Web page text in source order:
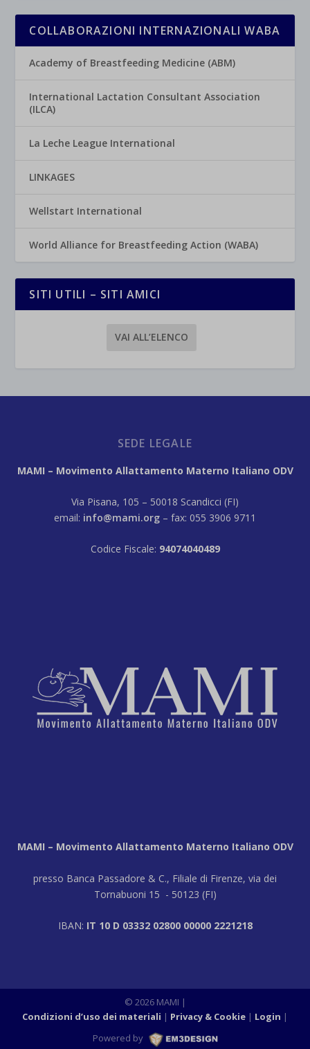
COLLABORAZIONI INTERNAZIONALI WABA
Academy of Breastfeeding Medicine (ABM)
International Lactation Consultant Association
(ILCA)
La Leche League International
LINKAGES
Wellstart International
World Alliance for Breastfeeding Action (WABA)
SITI UTILI – SITI AMICI
VAI ALL’ELENCO
SEDE LEGALE
MAMI – Movimento Allattamento Materno Italiano ODV
Via Pisana, 105 – 50018 Scandicci (FI)
email: info@mami.org – fax: 055 3906 9711
Codice Fiscale: 94074040489
MAMI – Movimento Allattamento Materno Italiano ODV
presso Banca Passadore & C., Filiale di Firenze, via dei
Tornabuoni 15 - 50123 (FI)
IBAN: IT 10 D 03332 02800 00000 2221218
© 2026 MAMI |
Condizioni d’uso dei materiali
Privacy & Cookie Login |
Powered by